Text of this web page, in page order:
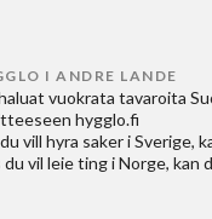
I ANDRE LANDE
vuokrata tavaroita
hygglo.fi
vill hyra saker i Sverige,
du vil leie ting i Norge, kan